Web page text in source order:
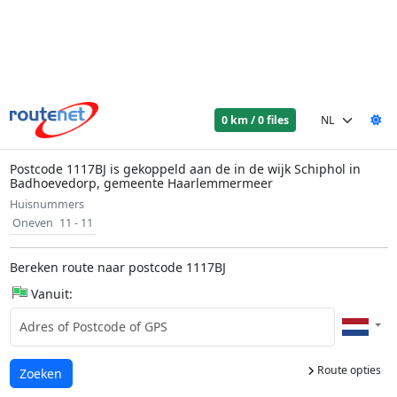
0 km / 0 files
Postcode 1117BJ is gekoppeld aan de in de wijk Schiphol in
Badhoevedorp, gemeente Haarlemmermeer
Huisnummers
Oneven 11 - 11
Bereken route naar postcode 1117BJ
Vanuit:
Route opties
Laden...
Zoeken